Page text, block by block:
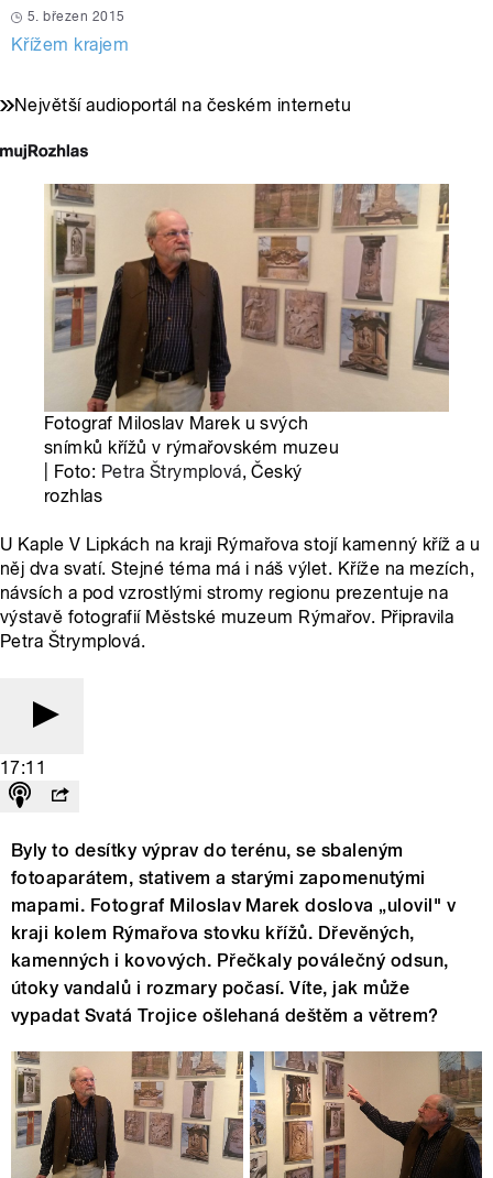
5. březen 2015
Křížem krajem
Největší audioportál na českém internetu
Fotograf Miloslav Marek u svých
snímků křížů v rýmařovském muzeu
| Foto: Petra Štrymplová, Český
rozhlas
U Kaple V Lipkách na kraji Rýmařova stojí kamenný kříž a u
něj dva svatí. Stejné téma má i náš výlet. Kříže na mezích,
návsích a pod vzrostlými stromy regionu prezentuje na
výstavě fotografií Městské muzeum Rýmařov. Připravila
Petra Štrymplová.
17:11
Byly to desítky výprav do terénu, se sbaleným
fotoaparátem, stativem a starými zapomenutými
mapami. Fotograf Miloslav Marek doslova „ulovil" v
kraji kolem Rýmařova stovku křížů. Dřevěných,
kamenných i kovových. Přečkaly poválečný odsun,
útoky vandalů i rozmary počasí. Víte, jak může
vypadat Svatá Trojice ošlehaná deštěm a větrem?